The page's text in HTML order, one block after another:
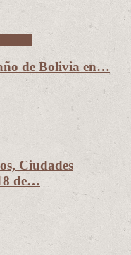
de Bolivia en…
Ciudades
de…